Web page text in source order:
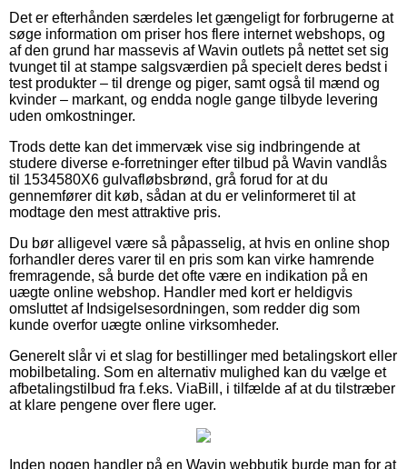
Det er efterhånden særdeles let gængeligt for forbrugerne at
søge information om priser hos flere internet webshops, og
af den grund har massevis af Wavin outlets på nettet set sig
tvunget til at stampe salgsværdien på specielt deres bedst i
test produkter – til drenge og piger, samt også til mænd og
kvinder – markant, og endda nogle gange tilbyde levering
uden omkostninger.
Trods dette kan det immervæk vise sig indbringende at
studere diverse e-forretninger efter tilbud på Wavin vandlås
til 1534580X6 gulvafløbsbrønd, grå forud for at du
gennemfører dit køb, sådan at du er velinformeret til at
modtage den mest attraktive pris.
Du bør alligevel være så påpasselig, at hvis en online shop
forhandler deres varer til en pris som kan virke hamrende
fremragende, så burde det ofte være en indikation på en
uægte online webshop. Handler med kort er heldigvis
omsluttet af Indsigelsesordningen, som redder dig som
kunde overfor uægte online virksomheder.
Generelt slår vi et slag for bestillinger med betalingskort eller
mobilbetaling. Som en alternativ mulighed kan du vælge et
afbetalingstilbud fra f.eks. ViaBill, i tilfælde af at du tilstræber
at klare pengene over flere uger.
Inden nogen handler på en Wavin webbutik burde man for at